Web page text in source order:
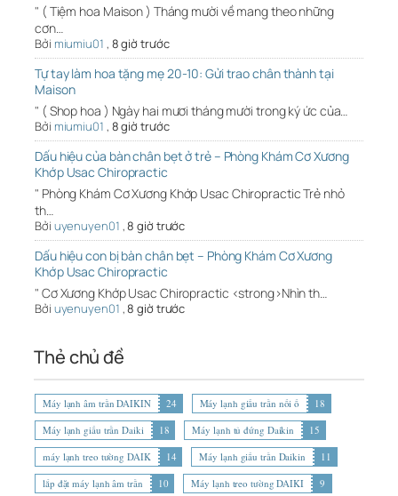
" ( Tiệm hoa Maison ) Tháng mười về mang theo những
cơn…
Bởi miumiu01 , 8 giờ trước
Tự tay làm hoa tặng mẹ 20-10: Gửi trao chân thành tại
Maison
" ( Shop hoa ) Ngày hai mươi tháng mười trong ký ức của…
Bởi miumiu01 , 8 giờ trước
Dấu hiệu của bàn chân bẹt ở trẻ – Phòng Khám Cơ Xương
Khớp Usac Chiropractic
" Phòng Khám Cơ Xương Khớp Usac Chiropractic Trẻ nhỏ
th…
Bởi uyenuyen01 ,8 giờ trước
Dấu hiệu con bị bàn chân bẹt – Phòng Khám Cơ Xương
Khớp Usac Chiropractic
" Cơ Xương Khớp Usac Chiropractic <strong>Nhìn th…
Bởi uyenuyen01 ,8 giờ trước
Thẻ chủ đề
Máy lạnh âm trần DAIKIN 24 Máy lạnh giấu trần nối ố
18
Máy lạnh giấu trần Daiki
18 Máy lạnh tủ đứng Daikin
15
máy lạnh treo tường DAIK
14 Máy lạnh giấu trần Daikin
11
lắp đặt máy lạnh âm trần
10 Máy lạnh treo tường DAIKI
9